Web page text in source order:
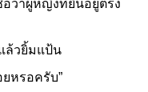
ว่าผู้หญิงที่ยืนอยู่ตรง
ล้วยิ้มแป้น
หรอครับ”